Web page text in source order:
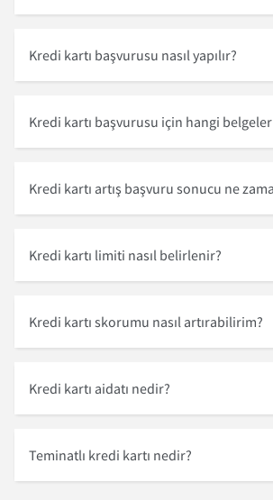
Kredi kartı başvurusu nasıl yapılır?
Kredi kartı başvurusu için hangi
Kredi kartı artış başvuru sonucu ne
Kredi kartı limiti nasıl belirlenir?
Kredi kartı skorumu nasıl artırabilirim?
Kredi kartı aidatı nedir?
Teminatlı kredi kartı nedir?